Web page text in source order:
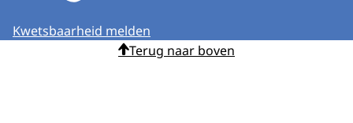
Kwetsbaarheid melden
Terug naar boven